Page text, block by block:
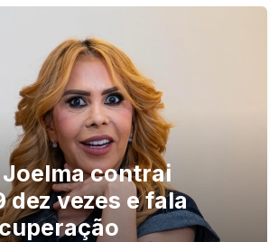
contrai
dez vezes e fala